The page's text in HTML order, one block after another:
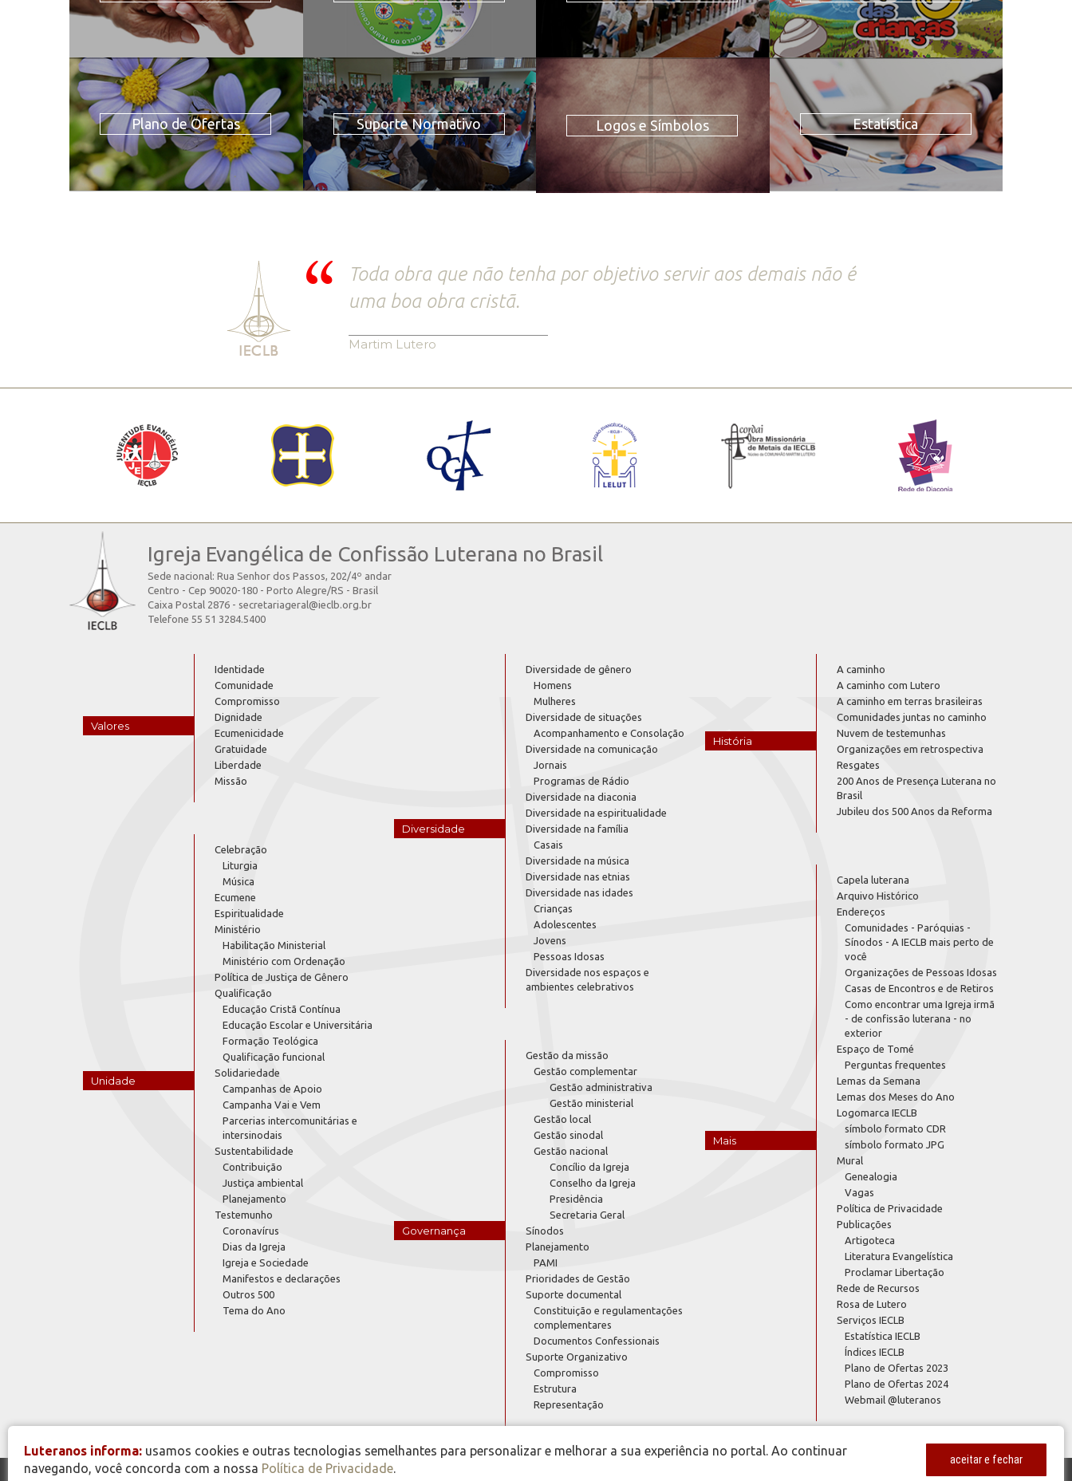
Plano de Ofertas Suporte Normativo Logos e Símbolos Estatística
Toda obra que não tenha por objetivo servir aos demais não é
uma boa obra cristã.
Martim Lutero
Igreja Evangélica de Confissão Luterana no Brasil
Sede nacional: Rua Senhor dos Passos, 202/4º andar
Centro - Cep 90020-180 - Porto Alegre/RS - Brasil
Caixa Postal 2876 - secretariageral@ieclb.org.br
Telefone 55 51 3284.5400
Valores
Identidade
Comunidade
Compromisso
Dignidade
Ecumenicidade
Gratuidade
Liberdade
Missão
Unidade
Celebração
Liturgia
Música
Ecumene
Espiritualidade
Ministério
Habilitação Ministerial
Ministério com Ordenação
Política de Justiça de Gênero
Qualificação
Educação Cristã Contínua
Educação Escolar e Universitária
Formação Teológica
Qualificação funcional
Solidariedade
Campanhas de Apoio
Campanha Vai e Vem
Parcerias intercomunitárias e
intersinodais
Sustentabilidade
Contribuição
Justiça ambiental
Planejamento
Testemunho
Coronavírus
Dias da Igreja
Igreja e Sociedade
Manifestos e declarações
Outros 500
Tema do Ano
Diversidade
Diversidade de gênero
Homens
Mulheres
Diversidade de situações
Acompanhamento e Consolação
Diversidade na comunicação
Jornais
Programas de Rádio
Diversidade na diaconia
Diversidade na espiritualidade
Diversidade na família
Casais
Diversidade na música
Diversidade nas etnias
Diversidade nas idades
Crianças
Adolescentes
Jovens
Pessoas Idosas
Diversidade nos espaços e
ambientes celebrativos
Governança
Gestão da missão
Gestão complementar
Gestão administrativa
Gestão ministerial
Gestão local
Gestão sinodal
Gestão nacional
Concílio da Igreja
Conselho da Igreja
Presidência
Secretaria Geral
Sínodos
Planejamento
PAMI
Prioridades de Gestão
Suporte documental
Constituição e regulamentações
complementares
Documentos Confessionais
Suporte Organizativo
Compromisso
Estrutura
Representação
História
A caminho
A caminho com Lutero
A caminho em terras brasileiras
Comunidades juntas no caminho
Nuvem de testemunhas
Organizações em retrospectiva
Resgates
200 Anos de Presença Luterana no
Brasil
Jubileu dos 500 Anos da Reforma
Mais
Capela luterana
Arquivo Histórico
Endereços
Comunidades - Paróquias -
Sínodos - A IECLB mais perto de
você
Organizações de Pessoas Idosas
Casas de Encontros e de Retiros
Como encontrar uma Igreja irmã
- de confissão luterana - no
exterior
Espaço de Tomé
Perguntas frequentes
Lemas da Semana
Lemas dos Meses do Ano
Logomarca IECLB
símbolo formato CDR
símbolo formato JPG
Mural
Genealogia
Vagas
Política de Privacidade
Publicações
Artigoteca
Literatura Evangelística
Proclamar Libertação
Rede de Recursos
Rosa de Lutero
Serviços IECLB
Estatística IECLB
Índices IECLB
Plano de Ofertas 2023
Plano de Ofertas 2024
Webmail @luteranos
Luteranos informa: usamos cookies e outras tecnologias semelhantes para personalizar e melhorar a sua experiência no portal. Ao continuar
navegando, você concorda com a nossa Política de Privacidade.
aceitar e fechar